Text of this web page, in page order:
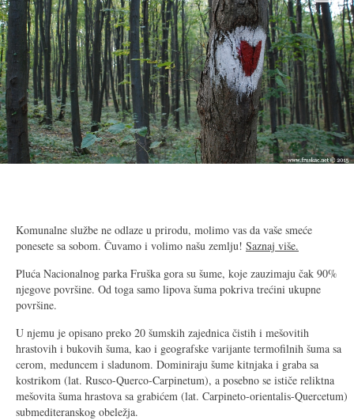
Komunalne službe ne odlaze u prirodu, molimo vas da vaše smeće
ponesete sa sobom. Čuvamo i volimo našu zemlju! Saznaj više.
Pluća Nacionalnog parka Fruška gora su šume, koje zauzimaju čak 90%
njegove površine. Od toga samo lipova šuma pokriva trećini ukupne
površine.
U njemu je opisano preko 20 šumskih zajednica čistih i mešovitih
hrastovih i bukovih šuma, kao i geografske varijante termofilnih šuma sa
cerom, meduncem i sladunom. Dominiraju šume kitnjaka i graba sa
kostrikom (lat. Rusco-Querco-Carpinetum), a posebno se ističe reliktna
mešovita šuma hrastova sa grabićem (lat. Carpineto-orientalis-Quercetum)
submediteranskog obeležja.